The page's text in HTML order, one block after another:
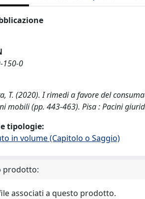
150-0
T. (2020). I rimedi a favore del
mobili (pp. 443-463). Pisa : Pacini
tipologie:
in volume (Capitolo o Saggio)
prodotto:
associati a questo prodotto.